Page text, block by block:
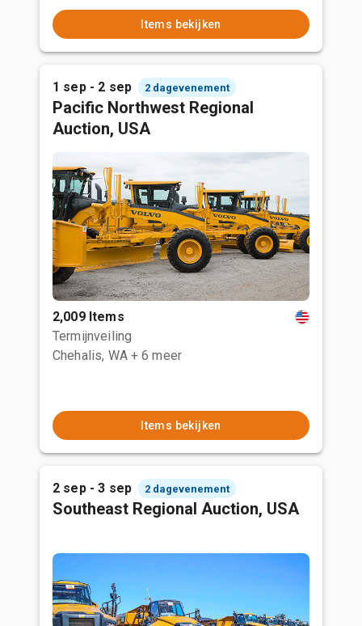
Items bekijken
1 sep - 2 sep 2 dagevenement
Pacific Northwest Regional
Auction, USA
2,009 Items
Termijnveiling
Chehalis, WA + 6 meer
Items bekijken
2 sep - 3 sep 2 dagevenement
Southeast Regional Auction, USA